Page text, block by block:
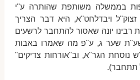
בממשלה משותפת שהותרה ע"י
זצוק"ל ויבדלחט"א, היא דבר הצריך
רבינו יונה שאסור להתחבר לרשעים
שער ג, ע"פ מה שאמרו באבות
נוסחת הגר"א, וב"אורחות צדיקים"
תתחבר).